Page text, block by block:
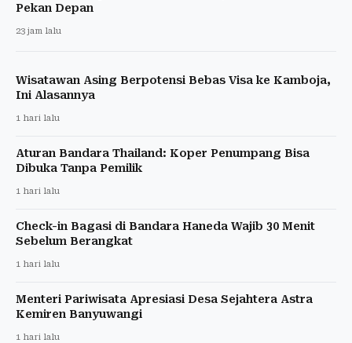
Pekan Depan
23 jam lalu
Wisatawan Asing Berpotensi Bebas Visa ke Kamboja,
Ini Alasannya
1 hari lalu
Aturan Bandara Thailand: Koper Penumpang Bisa
Dibuka Tanpa Pemilik
1 hari lalu
Check-in Bagasi di Bandara Haneda Wajib 30 Menit
Sebelum Berangkat
1 hari lalu
Menteri Pariwisata Apresiasi Desa Sejahtera Astra
Kemiren Banyuwangi
1 hari lalu